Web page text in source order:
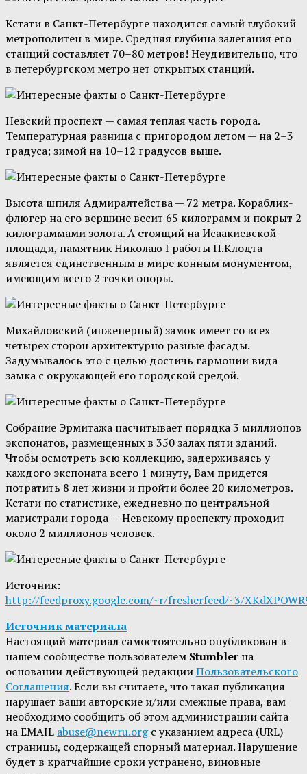
Кстати в Санкт-Петербурге находится самый глубокий
метрополитен в мире. Средняя глубина залегания его
станций составляет 70–80 метров! Неудивительно, что
в петербургском метро нет открытых станций.
Невский проспект — самая теплая часть города.
Температурная разница с пригородом летом — на 2–3
градуса; зимой на 10–12 градусов выше.
Высота шпиля Адмиралтейства — 72 метра. Кораблик-
флюгер на его вершине весит 65 килограмм и покрыт 2
килограммами золота. А стоящий на Исаакиевской
площади, памятник Николаю I работы П.Клодта
является единственным в мире конным монументом,
имеющим всего 2 точки опоры.
Михайловский (инженерный) замок имеет со всех
четырех сторон архитектурно разные фасады.
Задумывалось это с целью достичь гармонии вида
замка с окружающей его городской средой.
Собрание Эрмитажа насчитывает порядка 3 миллионов
экспонатов, размещенных в 350 залах пяти зданий.
Чтобы осмотреть всю коллекцию, задерживаясь у
каждого экспоната всего 1 минуту, Вам придется
потратить 8 лет жизни и пройти более 20 километров.
Кстати по статистике, ежедневно по центральной
магистрали города — Невскому проспекту проходит
около 2 миллионов человек.
Источник:
http://feedproxy.google.com/~r/fresherfeed/~3/
Источник материала
Настоящий материал самостоятельно опубликован в
нашем сообществе пользователем Stumbler на
основании действующей редакцииПользовательского
Соглашения. Если вы считаете, что такая публикация
нарушает ваши авторские и/или смежные права, вам
необходимо сообщить об этом администрации сайта
на EMAIL abuse@newru.orgс указанием адреса (URL)
страницы, содержащей спорный материал. Нарушение
будет в кратчайшие сроки устранено, виновные